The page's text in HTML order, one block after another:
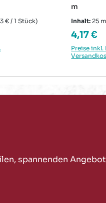
€ / 1 Stück)
m
Inhalt:25
4,17 €
Preise inkl.
spannenden